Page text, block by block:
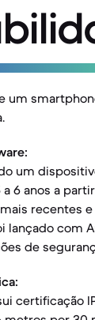
um
um
6 anos a
recentes
lançado com
de
certificação